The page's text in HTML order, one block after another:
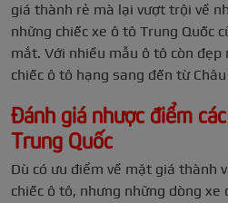
giá thành rẻ mà lại vượt trội về
những chiếc xe ô tô Trung Quốc
mắt. Với nhiều mẫu ô tô còn đẹp
chiếc ô tô hạng sang đến từ
Đánh giá nhược điểm
Trung Quốc
Dù có ưu điểm về mặt giá thành
chiếc ô tô, nhưng những dòng xe